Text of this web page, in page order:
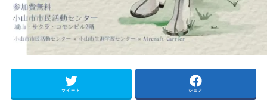
ツイート シェア